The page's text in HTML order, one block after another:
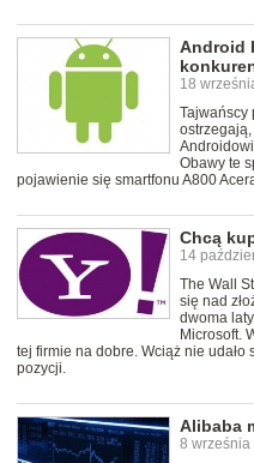
Android
18
Tajwańscy
Obawy te
pojawienie się smartfonu A800
Chcą
14
The Wall
się nad
dwoma
Microsoft.
tej firmie na dobre. Wciąż nie
pozycji.
Alibaba
8 września